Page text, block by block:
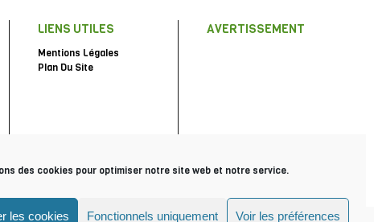
des cookies pour optimiser notre site web et notre service.
les cookies Fonctionnels uniquement Voir les préférences
LIENS UTILES
Mentions Légales
Plan Du Site
AVERTISSEMENT